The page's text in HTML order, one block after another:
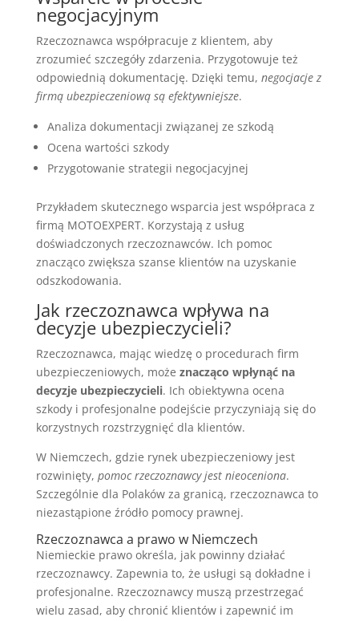
negocjacyjnym
Rzeczoznawca współpracuje z klientem, aby
zrozumieć szczegóły zdarzenia. Przygotowuje też
odpowiednią dokumentację. Dzięki temu, negocjacje z
firmą ubezpieczeniową są efektywniejsze.
Analiza dokumentacji związanej ze szkodą
Ocena wartości szkody
Przygotowanie strategii negocjacyjnej
Przykładem skutecznego wsparcia jest współpraca z
firmą MOTOEXPERT. Korzystają z usług
doświadczonych rzeczoznawców. Ich pomoc
znacząco zwiększa szanse klientów na uzyskanie
odszkodowania.
Jak rzeczoznawca wpływa na
decyzje ubezpieczycieli?
Rzeczoznawca, mając wiedzę o procedurach firm
ubezpieczeniowych, może znacząco wpłynąć na
decyzje ubezpieczycieli. Ich obiektywna ocena
szkody i profesjonalne podejście przyczyniają się do
korzystnych rozstrzygnięć dla klientów.
W Niemczech, gdzie rynek ubezpieczeniowy jest
rozwinięty, pomoc rzeczoznawcy jest nieoceniona.
Szczególnie dla Polaków za granicą, rzeczoznawca to
niezastąpione źródło pomocy prawnej.
Rzeczoznawca a prawo w Niemczech
Niemieckie prawo określa, jak powinny działać
rzeczoznawcy. Zapewnia to, że usługi są dokładne i
profesjonalne. Rzeczoznawcy muszą przestrzegać
wielu zasad, aby chronić klientów i zapewnić im